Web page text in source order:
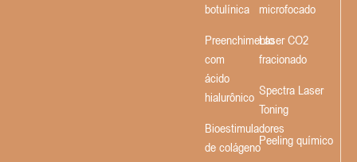
botulínica
Preenchimento
com
ácido
hialurônico
Bioestimuladores
de colágeno
microfocado
Laser CO2
fracionado
Spectra Laser
Toning
Peeling químico